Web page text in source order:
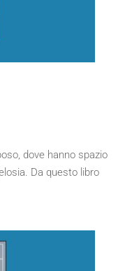
dove hanno spazio
Da questo libro